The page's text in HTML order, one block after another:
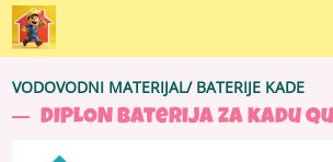
VODOVODNI MATERIJAL/ BATERIJE KADE
DIPLON Baterija za kadu